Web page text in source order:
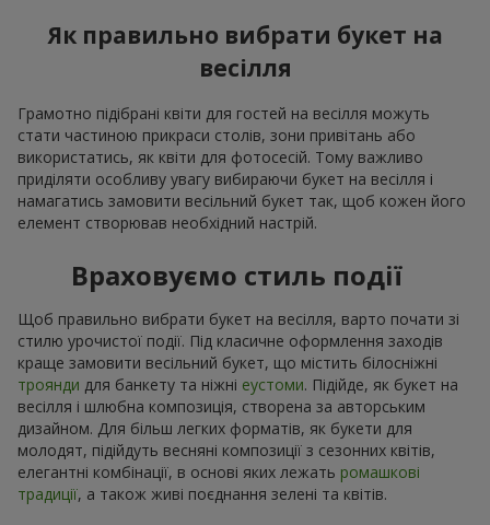
Як правильно вибрати букет на
весілля
Грамотно підібрані квіти для гостей на весілля можуть
стати частиною прикраси столів, зони привітань або
використатись, як квіти для фотосесій. Тому важливо
приділяти особливу увагу вибираючи букет на весілля і
намагатись замовити весільний букет так, щоб кожен його
елемент створював необхідний настрій.
Враховуємо стиль події
Щоб правильно вибрати букет на весілля, варто почати зі
стилю урочистої події. Під класичне оформлення заходів
краще замовити весільний букет, що містить білосніжні
троянди для банкету та ніжні еустоми. Підійде, як букет на
весілля і шлюбна композиція, створена за авторським
дизайном. Для більш легких форматів, як букети для
молодят, підійдуть весняні композиції з сезонних квітів,
елегантні комбінації, в основі яких лежать ромашкові
традиції, а також живі поєднання зелені та квітів.